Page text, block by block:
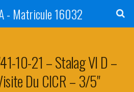
- Matricule 16032
10-21 – Stalag VI D –
Du CICR – 3/5"